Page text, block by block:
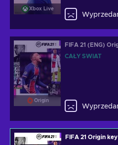
Xbox Live
Origin
FIFA 21 (ENG)
CAŁY ŚWIAT
FIFA 21 Origin